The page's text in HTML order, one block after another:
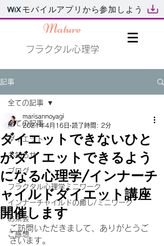
モバイルアプリから参加しよう
Mature
フラクタル心理学
記事
全ての記事
ダイエット
お知らせ
ブログ
フラクタル心理学ミニワーク
インナーチャイルドの癒し/ミニワーク
お茶会
ご感想
全ての記事
ダイエットできないひと
がダイエットできるよう
になる心理学/インナーチ
ャイルドダイエット講座
開催します
marisannoyagi
2021年4月16日 読了時間: 2分
ご訪問いただきまして、ありがとうご
ざいます。